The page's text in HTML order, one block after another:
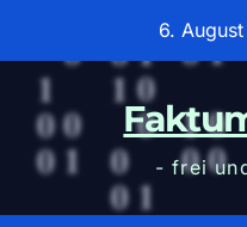
6.
- frei